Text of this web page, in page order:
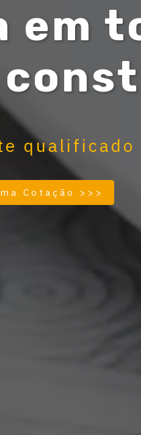
qualificado
Cotação >>>